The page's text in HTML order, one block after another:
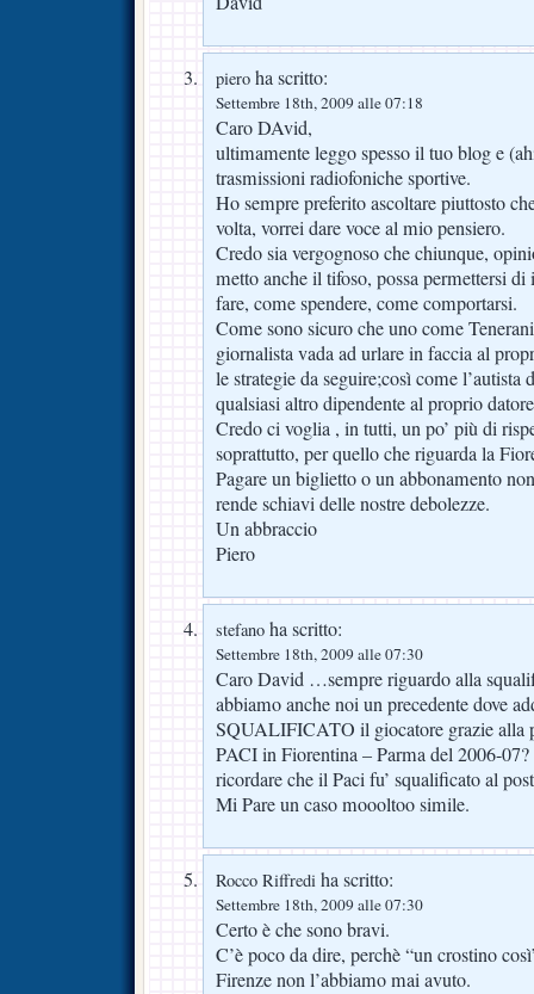
piero ha scritto:
Settembre 18th, 2009 alle 07:18
Caro DAvid,
ultimamente leggo spesso il tuo blog e
trasmissioni radiofoniche sportive.
Ho sempre preferito ascoltare piuttosto
volta, vorrei dare voce al mio pensiero.
Credo sia vergognoso che chiunque,
metto anche il tifoso, possa permettersi
fare, come spendere, come comportarsi.
Come sono sicuro che uno come
giornalista vada ad urlare in faccia al
le strategie da seguire;così come l’autista
qualsiasi altro dipendente al proprio
Credo ci voglia , in tutti, un po’ più di
soprattutto, per quello che riguarda la
Pagare un biglietto o un abbonamento
rende schiavi delle nostre debolezze.
Un abbraccio
Piero
stefano ha scritto:
Settembre 18th, 2009 alle 07:30
Caro David …sempre riguardo alla
abbiamo anche noi un precedente dove
SQUALIFICATO il giocatore grazie alla
PACI in Fiorentina – Parma del 2006-
ricordare che il Paci fu’ squalificato al
Mi Pare un caso moooltoo simile.
Rocco Riffredi ha scritto:
Settembre 18th, 2009 alle 07:30
Certo è che sono bravi.
C’è poco da dire, perchè “un crostino
Firenze non l’abbiamo mai avuto.